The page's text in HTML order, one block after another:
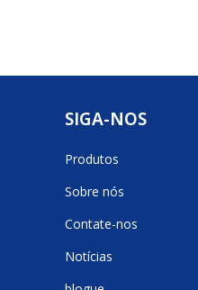
SIGA-NOS
Produtos
Sobre nós
Contate-nos
Notícias